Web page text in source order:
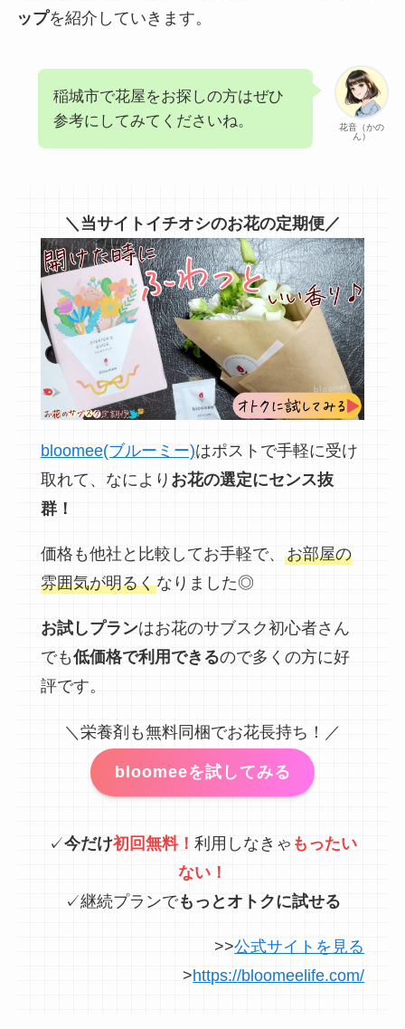
ップを紹介していきます。
花音（かの
ん）
稲城市で花屋をお探しの方はぜひ
参考にしてみてくださいね。
＼当サイトイチオシのお花の定期便／
bloomee(ブルーミー)はポストで手軽に受け
取れて、なにより お花の選定にセンス抜
群！
価格も他社と比較してお手軽で、 お部屋の
雰囲気が明るくなりました◎
お試しプランはお花のサブスク初心者さん
でも低価格で利用できるので多くの方に好
評です。
＼栄養剤も無料同梱でお花長持ち！／
bloomeeを試してみる
✓今だけ初回無料！ 利用しなきゃ もったい
ない！
✓継続プランでもっとオトクに試せる
>>公式サイトを見る
>https://bloomeelife.com/